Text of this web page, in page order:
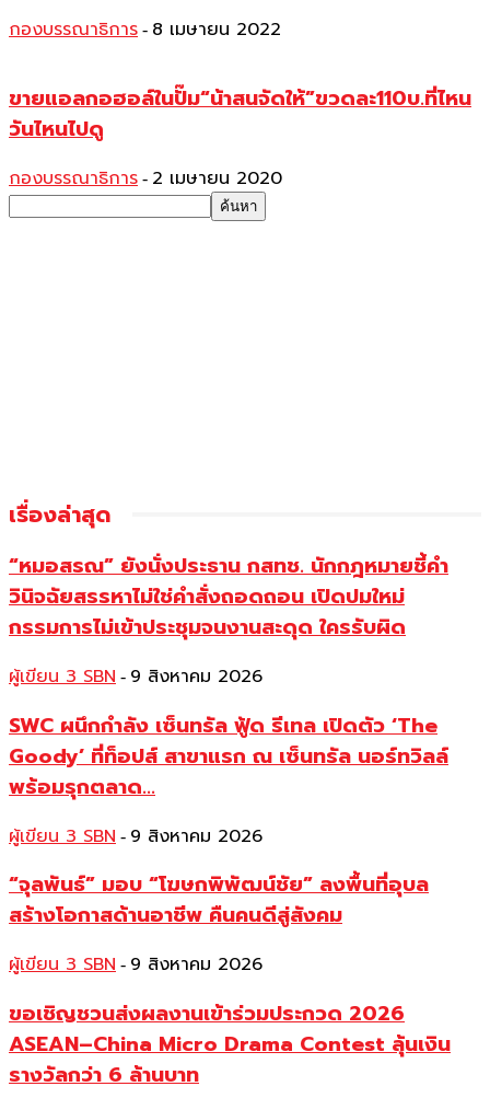
กองบรรณาธิการ - 8 เมษายน 2022
ขายแอลกอฮอล์ในปั๊ม“น้าสนจัดให้”ขวดละ110บ.ที่ไหน
วันไหนไปดู
กองบรรณาธิการ - 2 เมษายน 2020
เรื่องล่าสุด
“หมอสรณ” ยังนั่งประธาน กสทช. นักกฎหมายชี้คำ
วินิจฉัยสรรหาไม่ใช่คำสั่งถอดถอน เปิดปมใหม่
กรรมการไม่เข้าประชุมจนงานสะดุด ใครรับผิด
ผู้เขียน 3 SBN - 9 สิงหาคม 2026
SWC ผนึกกำลัง เซ็นทรัล ฟู้ด รีเทล เปิดตัว ‘The
Goody’ ที่ท็อปส์ สาขาแรก ณ เซ็นทรัล นอร์ทวิลล์
พร้อมรุกตลาด...
ผู้เขียน 3 SBN - 9 สิงหาคม 2026
“จุลพันธ์” มอบ “โฆษกพิพัฒน์ชัย” ลงพื้นที่อุบล
สร้างโอกาสด้านอาชีพ คืนคนดีสู่สังคม
ผู้เขียน 3 SBN - 9 สิงหาคม 2026
ขอเชิญชวนส่งผลงานเข้าร่วมประกวด 2026
ASEAN–China Micro Drama Contest ลุ้นเงิน
รางวัลกว่า 6 ล้านบาท